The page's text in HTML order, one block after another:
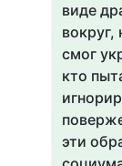
виде
смог
кто
эти